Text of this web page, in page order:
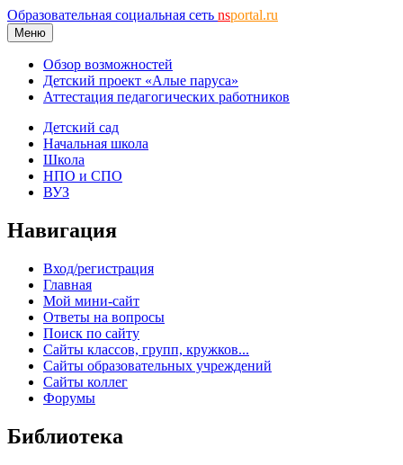
Образовательная социальная сеть nsportal.ru
Меню
Обзор возможностей
Детский проект «Алые паруса»
Аттестация педагогических работников
Детский сад
Начальная школа
Школа
НПО и СПО
ВУЗ
Навигация
Вход/регистрация
Главная
Мой мини-сайт
Ответы на вопросы
Поиск по сайту
Сайты классов, групп, кружков...
Сайты образовательных учреждений
Сайты коллег
Форумы
Библиотека